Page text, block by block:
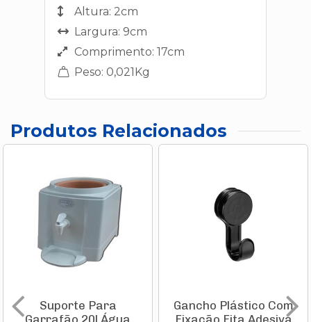
Altura: 2cm
Largura: 9cm
Comprimento: 17cm
Peso: 0,021Kg
Produtos Relacionados
Suporte Para
Gancho Plástico Com